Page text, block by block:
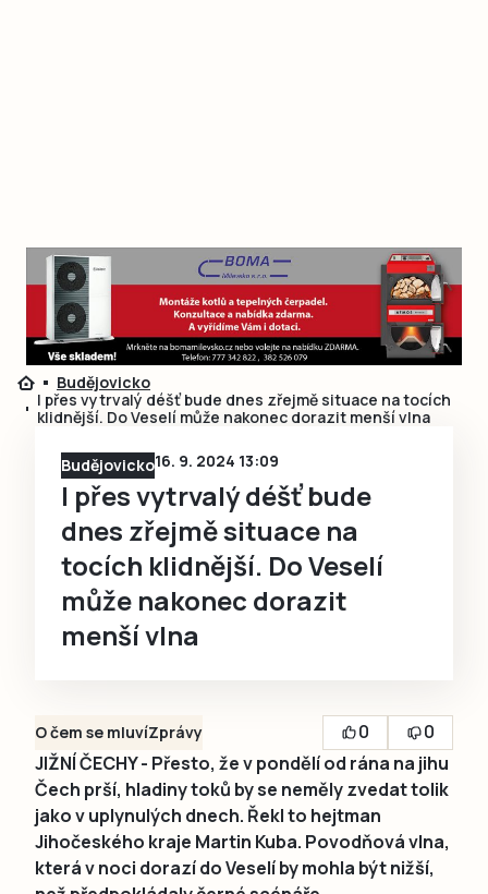
Budějovicko
I přes vytrvalý déšť bude dnes zřejmě situace na tocích
klidnější. Do Veselí může nakonec dorazit menší vlna
Budějovicko16. 9. 2024 13:09
I přes vytrvalý déšť bude
dnes zřejmě situace na
tocích klidnější. Do Veselí
může nakonec dorazit
menší vlna
O čem se mluvíZprávy 0
0
JIŽNÍ ČECHY - Přesto, že v pondělí od rána na jihu
Čech prší, hladiny toků by se neměly zvedat tolik
jako v uplynulých dnech. Řekl to hejtman
Jihočeského kraje Martin Kuba. Povodňová vlna,
která v noci dorazí do Veselí by mohla být nižší,